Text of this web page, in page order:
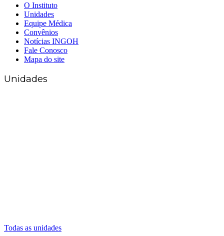
O Instituto
Unidades
Equipe Médica
Convênios
Notícias INGOH
Fale Conosco
Mapa do site
Unidades
Todas as unidades